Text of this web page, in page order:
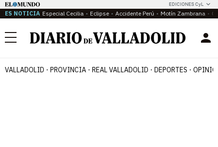
EDICIONES CyL
ES NOTICIA Especial Cecilia Eclipse Accidente Perú Motín Zambrana
Menú
VALLADOLID PROVINCIA REAL VALLADOLID DEPORTES